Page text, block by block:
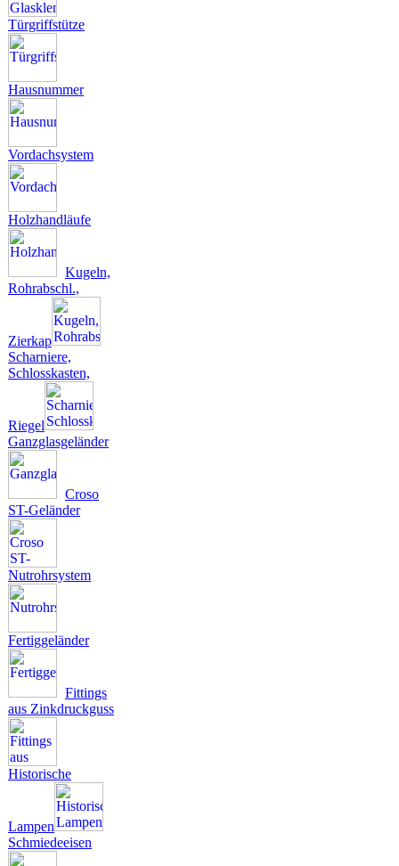
Türgriffstütze
Hausnummer
Vordachsystem
Holzhandläufe
Kugeln,
Rohrabschl.,
Zierkap
Scharniere,
Schlosskasten,
Riegel
Ganzglasgeländer
Croso
ST-Geländer
Nutrohrsystem
Fertiggeländer
Fittings
aus Zinkdruckguss
Historische
Lampen
Schmiedeeisen